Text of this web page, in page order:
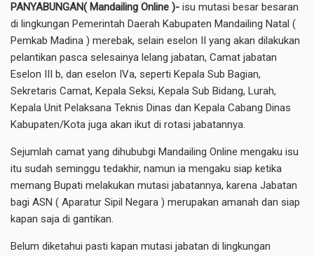
PANYABUNGAN( Mandailing Online )- isu mutasi besar besaran
di lingkungan Pemerintah Daerah Kabupaten Mandailing Natal (
Pemkab Madina ) merebak, selain eselon II yang akan dilakukan
pelantikan pasca selesainya lelang jabatan, Camat jabatan
Eselon III b, dan eselon IVa, seperti Kepala Sub Bagian,
Sekretaris Camat, Kepala Seksi, Kepala Sub Bidang, Lurah,
Kepala Unit Pelaksana Teknis Dinas dan Kepala Cabang Dinas
Kabupaten/Kota juga akan ikut di rotasi jabatannya.
Sejumlah camat yang dihububgi Mandailing Online mengaku isu
itu sudah seminggu tedakhir, namun ia mengaku siap ketika
memang Bupati melakukan mutasi jabatannya, karena Jabatan
bagi ASN ( Aparatur Sipil Negara ) merupakan amanah dan siap
kapan saja di gantikan.
Belum diketahui pasti kapan mutasi jabatan di lingkungan